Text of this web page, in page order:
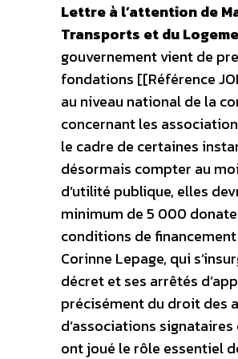
Lettre à l’attention de
Transports et du
gouvernement vient de
fondations [[Référence
au niveau national de la
concernant les
le cadre de certaines
désormais compter au
d’utilité publique, elles
minimum de 5 000
conditions de
Corinne Lepage, qui
décret et ses arrêtés
précisément du droit des
d’associations
ont joué le rôle essentiel